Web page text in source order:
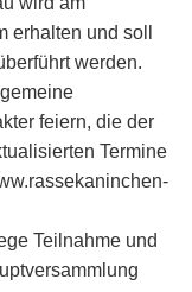
erhalten und soll
werden.
feiern, die der
Termine
Teilnahme und